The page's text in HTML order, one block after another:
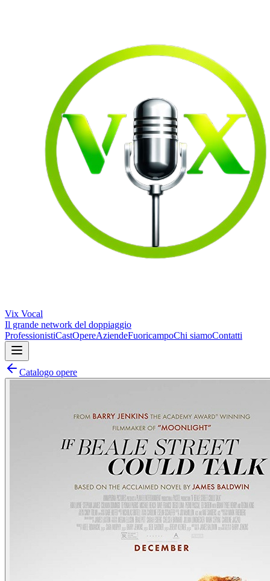
Vix Vocal
Il grande network del doppiaggio
ProfessionistiCastOpereAziendeFuoricampoChi siamoContatti
Catalogo opere